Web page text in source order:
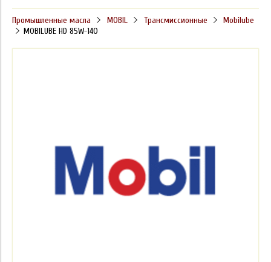
Промышленные масла MOBIL Трансмиссионные
Mobilube
MOBILUBE HD 85W-140